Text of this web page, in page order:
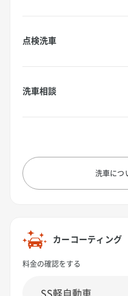
点検洗車
洗車相談
洗車につ
カーコーティング
料金の確認をする